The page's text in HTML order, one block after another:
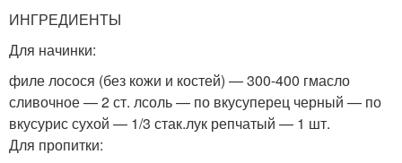
ИНГРЕДИЕНТЫ
Для начинки:
филе лосося (без кожи и костей) — 300-400 гмасло
сливочное — 2 ст. лсоль — по вкусуперец черный — по
вкусурис сухой — 1/3 стак.лук репчатый — 1 шт.
Для пропитки: